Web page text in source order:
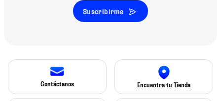
Suscribirme
Contáctanos Encuentra tu Tienda